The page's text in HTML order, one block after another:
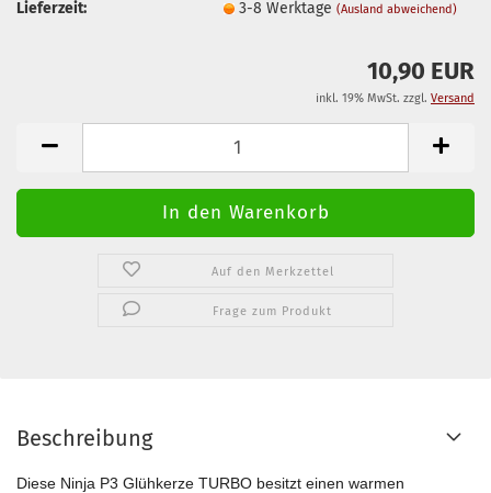
Lieferzeit:
3-8 Werktage(Ausland abweichend)
10,90 EUR
inkl. 19% MwSt. zzgl. Versand
Auf den Merkzettel
Frage zum Produkt
Beschreibung
Diese Ninja P3 Glühkerze TURBO besitzt einen warmen